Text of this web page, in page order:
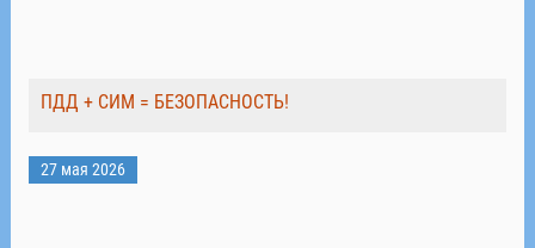
ПДД + СИМ = БЕЗОПАСНОСТЬ!
27 мая 2026